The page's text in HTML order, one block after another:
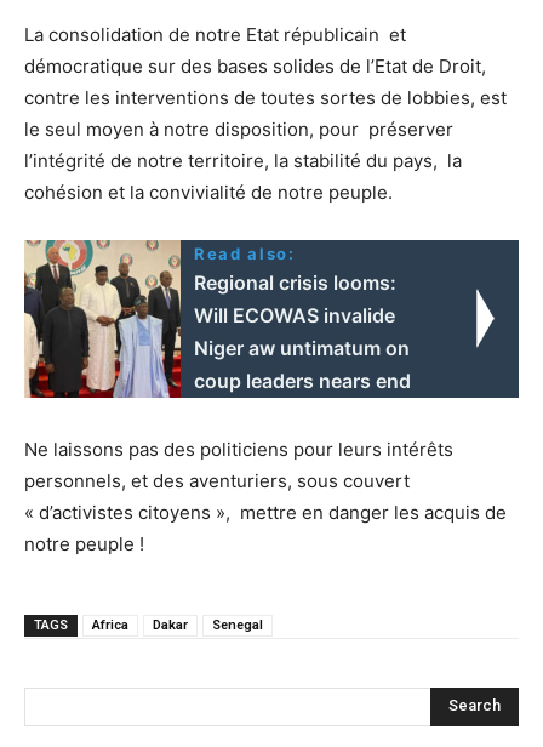
La consolidation de notre Etat républicain et
démocratique sur des bases solides de l’Etat de Droit,
contre les interventions de toutes sortes de lobbies, est
le seul moyen à notre disposition, pour préserver
l’intégrité de notre territoire, la stabilité du pays, la
cohésion et la convivialité de notre peuple.
Read also:
Regional crisis looms:
Will ECOWAS invalide
Niger aw untimatum on
coup leaders nears end
Ne laissons pas des politiciens pour leurs intérêts
personnels, et des aventuriers, sous couvert
« d’activistes citoyens », mettre en danger les acquis de
notre peuple !
TAGS Africa Dakar Senegal
Search